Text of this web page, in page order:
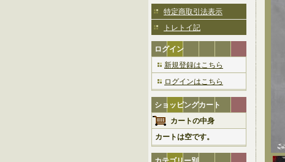
特定商取引法表示
トレトイ記
ログイン
新規登録はこちら
ログインはこちら
ショッピングカート
カートの中身
カートは空です。